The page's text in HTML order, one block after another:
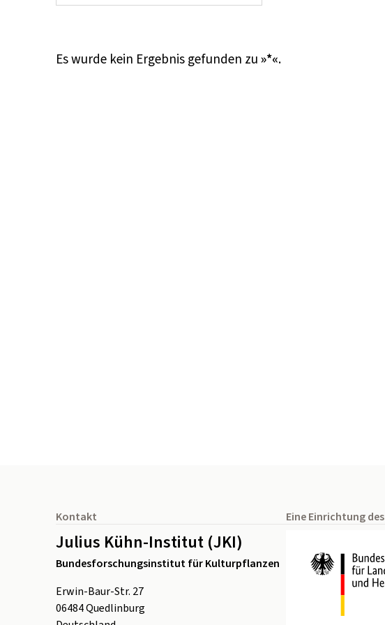
Es wurde kein Ergebnis gefunden zu»*«.
Kontakt
Julius Kühn-Institut (JKI)
Bundesforschungsinstitut für Kulturpflanzen
Erwin-Baur-Str. 27
06484Quedlinburg
Eine Einrichtung des